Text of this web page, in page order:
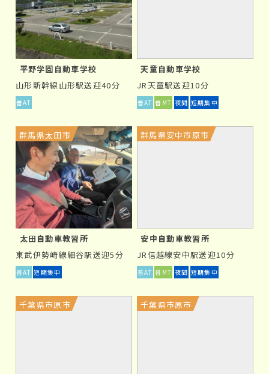
1日の休みも無く、とにかく最短卒業を目指す合宿免許と
異なり、教習日数を十分に確保ができる通学免許では、
焦らず確実な運転スキルを身につけることができます。
年間通じて教習料金に変動が無い
合宿免許の教習料金が時期により大きく変動し、繁忙期
と閑散期で料金差が15万円以上に及ぶ一方で、通学免許
は入所時期に関係なく一律料金が設定されます。ハイシ
ーズン（繁忙期）しか入所できない方にとっては、その点
有利かもしれません。
通学免許（通い）のデメリットは？
通学免許は、自分の生活スタイルに合わせて教習が進
む点で魅力的ですが、短期卒業を目指す合宿免許より教
習ペースがゆっくりに感じられるかもしれません。
①日数がかかる
平野学園自動車学校
山形新幹線山形駅送迎40分
普AT
天童自動車学校
JR天童駅送迎10分
普AT 普MT 夜間 短期集中
群馬県太田市
太田自動車教習所
東武伊勢崎線細谷駅送迎5分
普AT 短期集中
群馬県安中市原市
安中自動車教習所
JR信越線安中駅送迎10分
普AT 普MT 夜間 短期集中
千葉県市原市 千葉県市原市